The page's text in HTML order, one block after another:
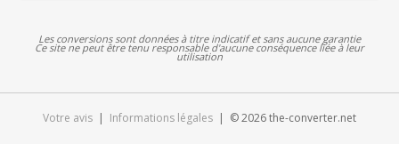
Les conversions sont données à titre indicatif et sans aucune garantie
Ce site ne peut être tenu responsable d'aucune conséquence liée à leur
utilisation
Votre avis | Informations légales | © 2026 the-converter.net